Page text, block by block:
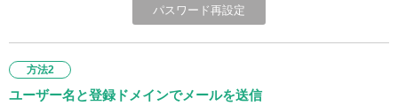
方法2
ユーザー名と登録ドメインでメールを送信